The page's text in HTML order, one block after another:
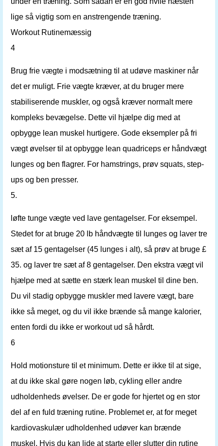
lige så vigtig som en anstrengende træning.
Workout Rutinemæssig
4
Brug frie vægte i modsætning til at udøve maskiner når
det er muligt. Frie vægte kræver, at du bruger mere
stabiliserende muskler, og også kræver normalt mere
kompleks bevægelse. Dette vil hjælpe dig med at
opbygge lean muskel hurtigere. Gode ​​eksempler på fri
vægt øvelser til at opbygge lean quadriceps er håndvægt
lunges og ben flagrer. For hamstrings, prøv squats, step-
ups og ben presser.
5.
løfte tunge vægte ved lave gentagelser. For eksempel.
Stedet for at bruge 20 lb håndvægte til lunges og laver tre
sæt af 15 gentagelser (45 lunges i alt), så prøv at bruge £
35. og laver tre sæt af 8 gentagelser. Den ekstra vægt vil
hjælpe med at sætte en stærk lean muskel til dine ben.
Du vil stadig opbygge muskler med lavere vægt, bare
ikke så meget, og du vil ikke brænde så mange kalorier,
enten fordi du ikke er workout ud så hårdt.
6
Hold motionsture til et minimum. Dette er ikke til at sige,
at du ikke skal gøre nogen løb, cykling eller andre
udholdenheds øvelser. De er gode for hjertet og en stor
del af en fuld træning rutine. Problemet er, at for meget
kardiovaskulær udholdenhed udøver kan brænde
muskel. Hvis du kan lide at starte eller slutter din rutine